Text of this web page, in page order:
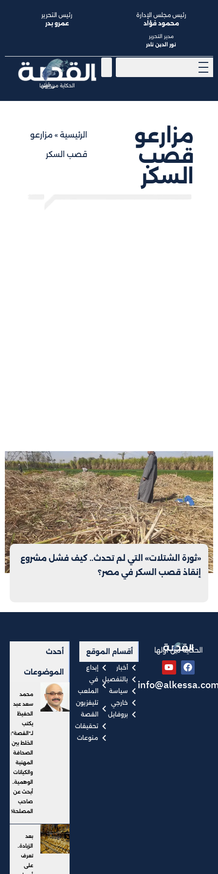
الحكاية من أولها
رئيس مجلس الإدارة
محمود فؤاد
مدير التحرير
نور الدين نادر
رئيس التحرير
عمرو بدر
مزارعو
قصب
السكر
الرئيسية »مزارعو
قصب السكر
«ثورة الشتلات» التي لم تحدث.. كيف فشل مشروع
إنقاذ قصب السكر في مصر؟
الحكاية من أولها أقسام الموقع
أخبار
بالتفصيل
سياسة
خارجي
بروفايل
إبداع
في
الملعب
تليفزيون
القصة
تحقيقات
منوعات
أحدث
الموضوعات
محمد
سعد عبد
الحفيظ
يكتب
لـ"القصة":
الخلط بين
الصحافة
المهنية
والكيانات
الوهمية..
أبحث عن
صاحب
المصلحة!
بعد
الزيادة..
تعرف
على